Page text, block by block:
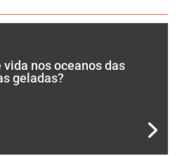
nos oceanos das
geladas?